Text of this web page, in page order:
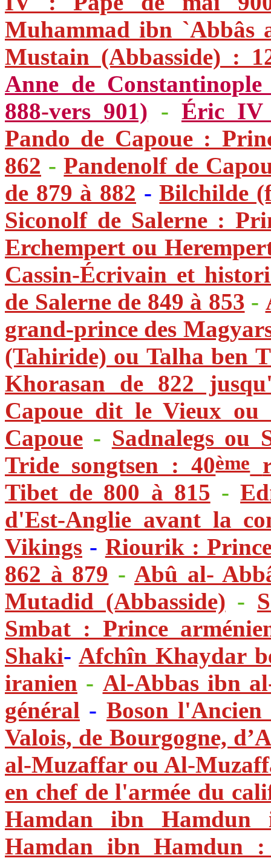
Muhammad ibn `Abbâs
Mustain (Abbasside) :
Anne de
888-vers 901) - Éric IV
Pando de Capoue :
862 -Pandenolf de
de 879 à 882 -Bilchilde
Siconolf de Salerne :
Erchempert ou
Cassin-Écrivain et
de Salerne de 849 à 853 -
grand-prince des
(Tahiride) ou Talha ben
Khorasan de 822
Capoue dit le Vieux
Capoue - Sadnalegs ou
Tride songtsen : 40ème
Tibet de 800 à 815 -
d'Est-Anglie avant la
Vikings - Riourik :
862 à 879 - Abû al-
Mutadid (Abbasside) -
Smbat : Prince
Shaki-Afchîn Khaydar
iranien - Al-Abbas ibn
général - Boson
Valois, de Bourgogne,
al-Muzaffar ou Al-
en chef de l'armée du
Hamdan ibn
Hamdan ibn Hamdun